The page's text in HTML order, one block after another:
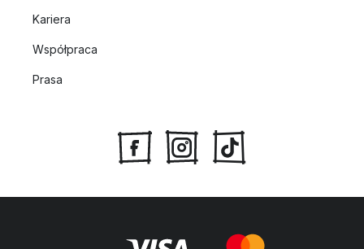
Kariera
Współpraca
Prasa